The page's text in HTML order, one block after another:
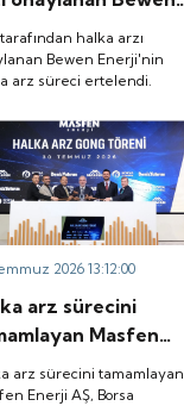
halka arz
ertelendi.
halka arzı
Bewen Enerji'nin
arz süreci ertelendi.
2026 13:12:00
arz sürecini
Masfen
AŞ, Borsa
düzenlenen
arz sürecini tamamlayan
Enerji AŞ, Borsa